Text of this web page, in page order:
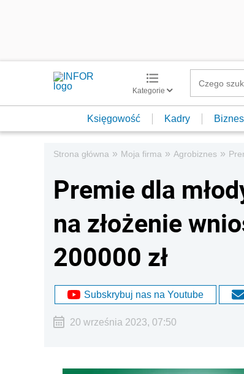
Kategorie
Księgowość Kadry Biznes
Strona główna » Moja firma » Agrobiznes »
Premie dla
na złożenie
200000 zł
Subskrybuj nas na Youtube
20 września 2023, 07:50